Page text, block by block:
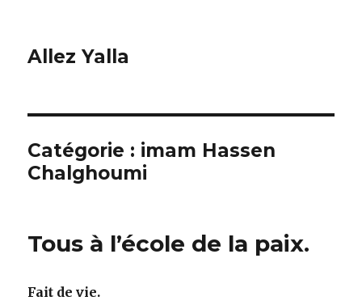
Allez Yalla
Catégorie : imam Hassen
Chalghoumi
Tous à l’école de la paix.
Fait de vie.